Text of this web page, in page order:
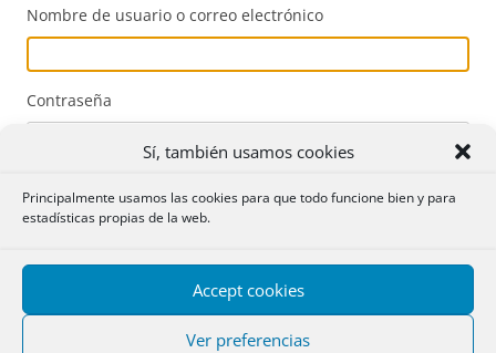
Sí, también usamos cookies
Principalmente usamos las cookies para que todo funcione bien y para
estadísticas propias de la web.
Accept cookies
Ver preferencias
Nombre de usuario o correo electrónico
Contraseña
Acceder